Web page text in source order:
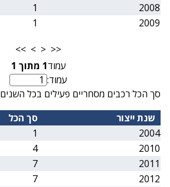
2008
1
2009
1
<<
<
>
>>
עמוד1 מתוך 1
מספר עמוד
עמוד:
סך הכל רכבים מסחריים פעילים בכל השנים
שנת ייצור
סך הכל
2004
1
2010
4
2011
7
2012
7